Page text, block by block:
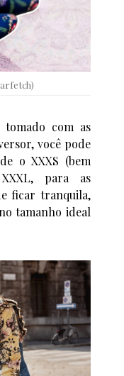
tomado com as
você pode
o XXXS (bem
para as
ficar tranquila,
tamanho ideal